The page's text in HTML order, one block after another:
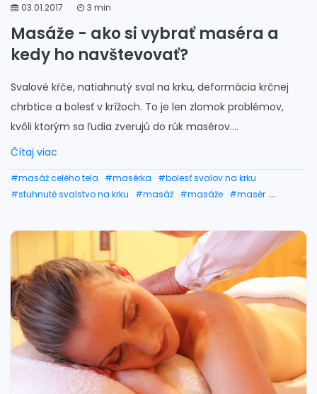
03.01.2017 3 min
Masáže - ako si vybrať maséra a
kedy ho navštevovať?
Svalové kŕče, natiahnutý sval na krku, deformácia krčnej
chrbtice a bolesť v krížoch. To je len zlomok problémov,
kvôli ktorým sa ľudia zverujú do rúk masérov....
Čítaj viac
#masáž celého tela #masérka
#bolesť svalov na krku
#stuhnuté svalstvo na krku
#masáž #masáže #masér